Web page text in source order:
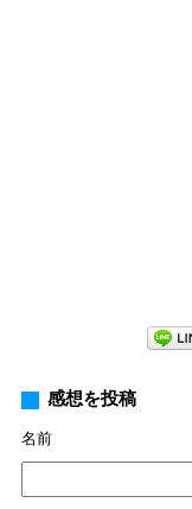
感想を投稿
名前